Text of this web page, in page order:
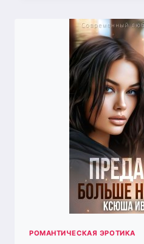
РОМАНТИЧЕСКАЯ ЭРОТИКА